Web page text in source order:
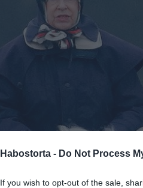
Habostorta - Do Not Process
If you wish to opt-out of the sale,